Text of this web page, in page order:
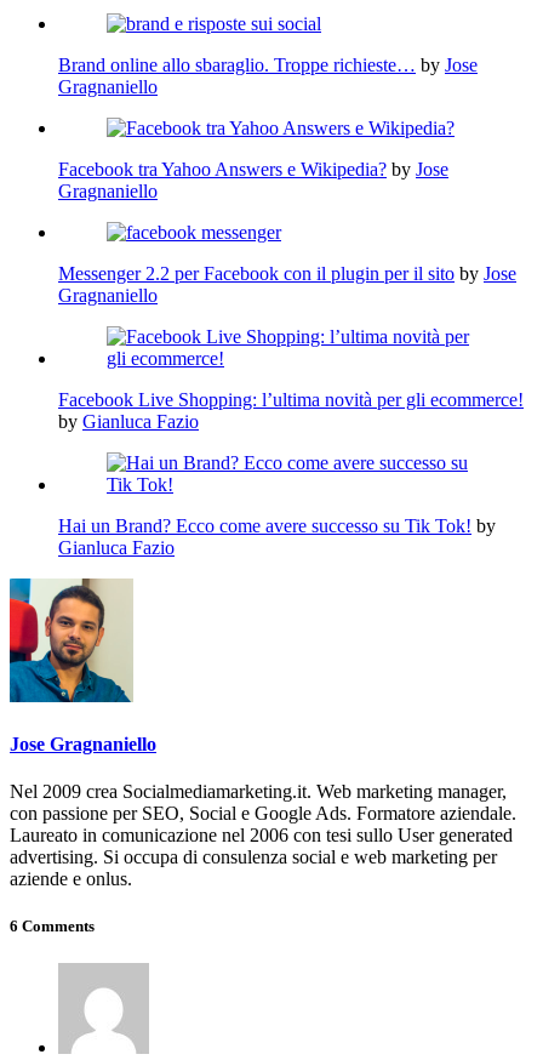
Brand online allo sbaraglio. Troppe richieste… by Jose
Gragnaniello
Facebook tra Yahoo Answers e Wikipedia? by Jose
Gragnaniello
Messenger 2.2 per Facebook con il plugin per il sito by Jose
Gragnaniello
Facebook Live Shopping: l’ultima novità per gli ecommerce!
by Gianluca Fazio
Hai un Brand? Ecco come avere successo su Tik Tok! by
Gianluca Fazio
Jose Gragnaniello
Nel 2009 crea Socialmediamarketing.it. Web marketing manager,
con passione per SEO, Social e Google Ads. Formatore aziendale.
Laureato in comunicazione nel 2006 con tesi sullo User generated
advertising. Si occupa di consulenza social e web marketing per
aziende e onlus.
6 Comments